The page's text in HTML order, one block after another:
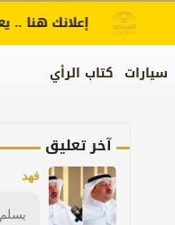
سيارات كتاب الرأي
إعلانك هنا .. يعزز
آخر تعليق
فهد